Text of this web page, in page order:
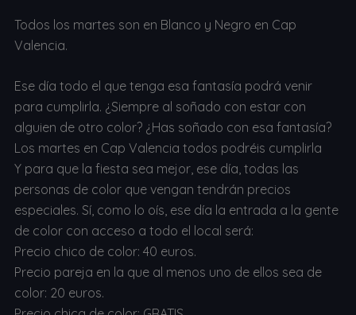
Todos los martes son en Blanco y Negro en Cap
Valencia.
Ese día todo el que tenga esa fantasía podrá venir
para cumplirla. ¿Siempre al soñado con estar con
alguien de otro color? ¿Has soñado con esa fantasía?
Los martes en Cap Valencia todos podréis cumplirla
Y para que la fiesta sea mejor, ese día, todas las
personas de color que vengan tendrán precios
especiales. Sí, como lo oís, ese día la entrada a la gente
de color con acceso a todo el local será:
Precio chico de color: 40 euros.
Precio pareja en la que al menos uno de ellos sea de
color: 20 euros.